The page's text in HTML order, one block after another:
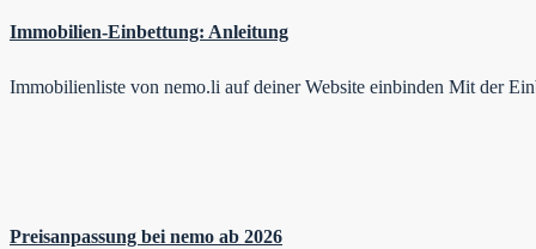
Immobilien-Einbettung: Anleitung
Immobilienliste von nemo.li auf deiner Website einbinden Mit der
Preisanpassung bei nemo ab 2026